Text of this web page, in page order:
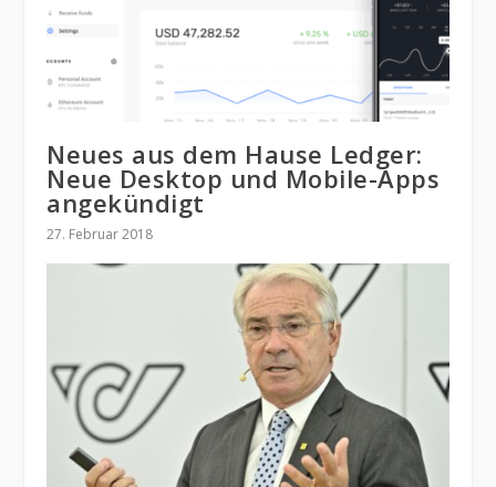
Neues aus dem Hause Ledger:
Neue Desktop und Mobile-Apps
angekündigt
27. Februar 2018